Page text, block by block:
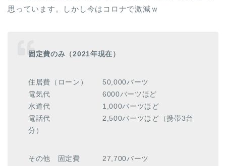
思っています。しかし今はコロナで激減ｗ
固定費のみ（2021年現在）
住居費（ローン） 50,000バーツ
電気代 6000バーツほど
水道代 1,000バーツほど
電話代 2,500バーツほど（携帯3台
分）
その他 固定費 27,700バーツ